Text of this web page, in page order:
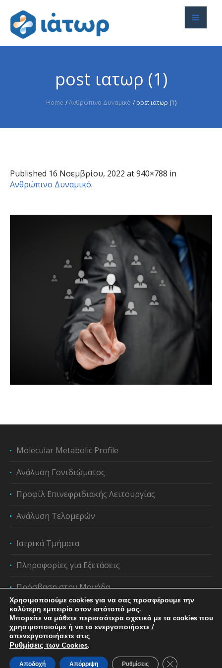
post ιατωρ (1)
Home /Ανθρώπινο Δυναμικό / post ιατωρ (1)
Published 16 Νοεμβρίου, 2022 at 940×788 in
Ανθρώπινο Δυναμικό.
Molecular Metabolic Profile
Ανάλυση Γονιδιώματος
Προφίλ Επινεφριδιακής Λειτουργίας
Ανάλυση Τελομερών
Ιατρικά Τμήματα
Πληροφορίες για Εξετάσεις
Πρόσβαση στην Μονάδα
Χρησιμοποιούμε cookies για να σας προσφέρουμε την
καλύτερη εμπειρία στον ιστότοπό μας.
Μπορείτε να μάθετε περισσότερα σχετικά με τα cookies που
χρησιμοποιούμε ή να τα ενεργοποιήσετε /
απενεργοποιήσετε στις
Ρυθμίσεις των Cookies.
Αποδοχή Απόρριψη Ρυθμίσεις Κλείσιμο του